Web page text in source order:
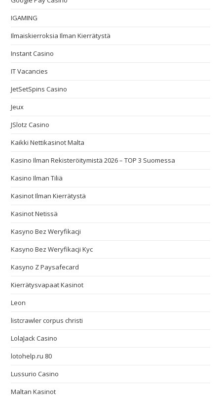
IGAMING
Ilmaiskierroksia Ilman Kierrätystä
Instant Casino
IT Vacancies
JetSetSpins Casino
Jeux
JSlotz Casino
Kaikki Nettikasinot Malta
Kasino Ilman Rekisteröitymistä 2026 – TOP 3 Suomessa
Kasino Ilman Tiliä
Kasinot Ilman Kierrätystä
Kasinot Netissä
Kasyno Bez Weryfikacji
Kasyno Bez Weryfikacji Kyc
Kasyno Z Paysafecard
Kierrätysvapaat Kasinot
Leon
listcrawler corpus christi
LolaJack Casino
lotohelp.ru 80
Lussurio Casino
Maltan Kasinot